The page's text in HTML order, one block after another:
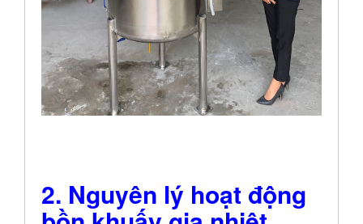
2. Nguyên lý hoạt động